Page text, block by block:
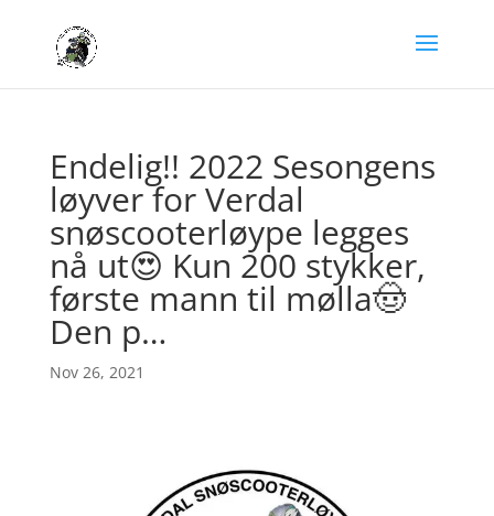
Endelig!! 2022 Sesongens
løyver for Verdal
snøscooterløype legges
nå ut😍 Kun 200 stykker,
første mann til mølla🤠
Den p…
Nov 26, 2021